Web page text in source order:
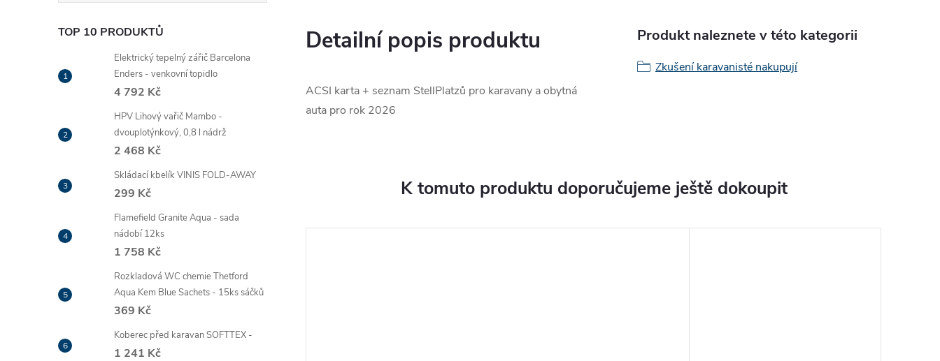
TOP 10 PRODUKTŮ
Elektrický tepelný zářič Barcelona
Enders - venkovní topidlo
4 792 Kč
HPV Lihový vařič Mambo -
dvouplotýnkový, 0,8 l nádrž
2 468 Kč
Skládací kbelík VINIS FOLD-AWAY
299 Kč
Flamefield Granite Aqua - sada
nádobí 12ks
1 758 Kč
Rozkladová WC chemie Thetford
Aqua Kem Blue Sachets - 15ks sáčků
369 Kč
Koberec před karavan SOFTTEX -
1 241 Kč
Detailní popis produktu
ACSI karta + seznam StellPlatzů pro karavany a obytná
auta pro rok 2026
Produkt naleznete v této kategorii
Zkušení karavanisté nakupují
K tomuto produktu doporučujeme ještě dokoupit